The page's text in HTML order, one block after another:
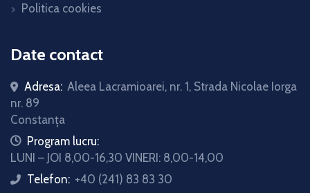
Politica cookies
Date contact
Adresa: Aleea Lacramioarei, nr. 1, Strada Nicolae Iorga
nr. 89
Constanța
iconProgram lucru:
LUNI – JOI 8,00-16,30 VINERI: 8,00-14,00
icon
Telefon: +40 (241) 83 83 30